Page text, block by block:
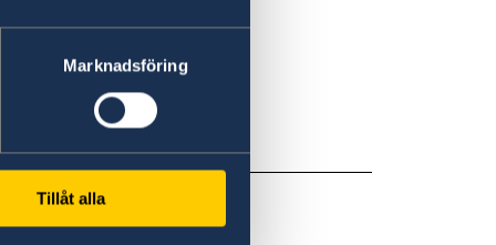
Marknadsföring
Tillåt alla